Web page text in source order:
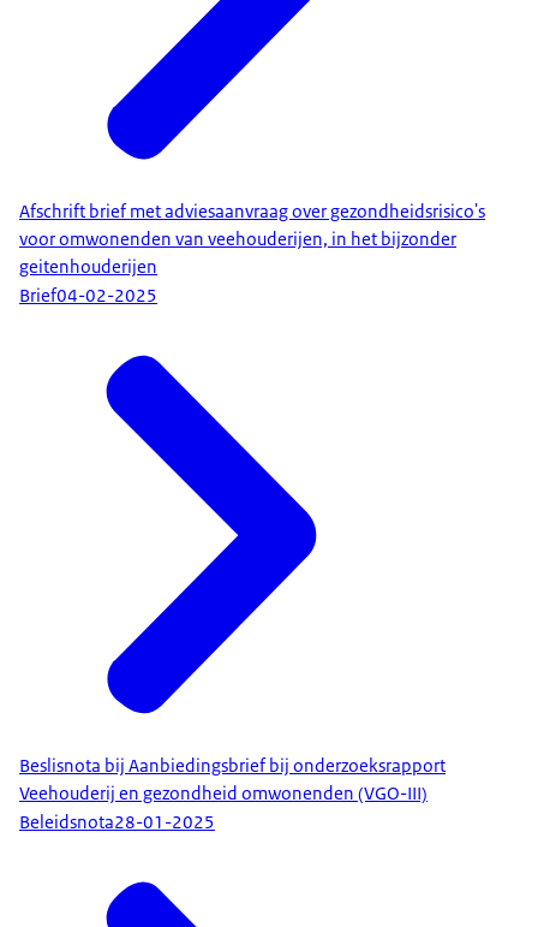
Afschrift brief met adviesaanvraag over gezondheidsrisico's
voor omwonenden van veehouderijen, in het bijzonder
geitenhouderijen
Brief04-02-2025
Beslisnota bij Aanbiedingsbrief bij onderzoeksrapport
Veehouderij en gezondheid omwonenden (VGO-III)
Beleidsnota28-01-2025